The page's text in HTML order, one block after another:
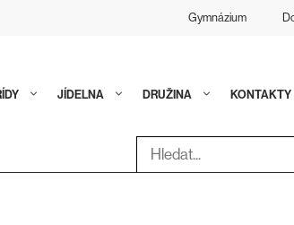
Gymnázium
JÍDELNA DRUŽINA KONTAKTY
Hledat: